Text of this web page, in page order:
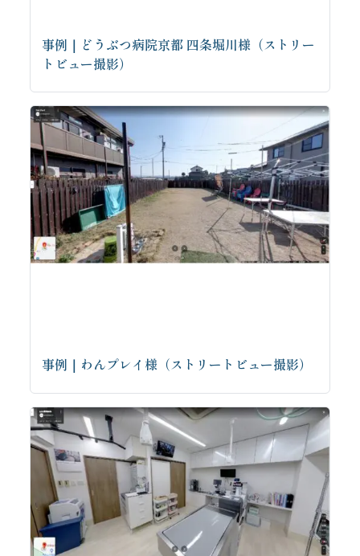
事例｜どうぶつ病院京都 四条堀川様（ストリー
トビュー撮影）
事例｜わんプレイ様（ストリートビュー撮影）